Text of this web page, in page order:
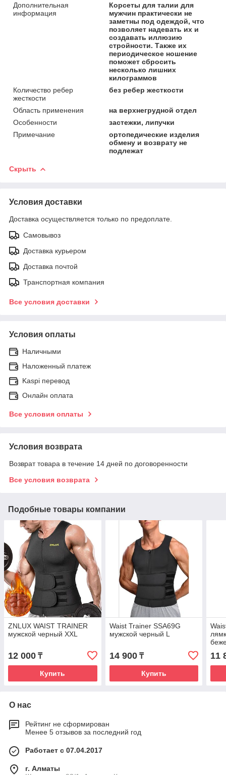
Дополнительная
информация
Корсеты для талии для
мужчин практически не
заметны под одеждой, что
позволяет надевать их и
создавать иллюзию
стройности. Также их
периодическое ношение
поможет сбросить
несколько лишних
килограммов
Количество ребер
жесткости
без ребер жесткости
Область применения
на верхнегрудной отдел
Особенности
застежки, липучки
Примечание
ортопедические изделия
обмену и возврату не
подлежат
Скрыть
Условия доставки
Доставка осуществляется только по предоплате.
Самовывоз
Доставка курьером
Доставка почтой
Транспортная компания
Все условия доставки
Условия оплаты
Наличными
Наложенный платеж
Kaspi перевод
Онлайн оплата
Все условия оплаты
Условия возврата
Возврат товара в течение 14 дней по договоренности
Все условия возврата
Подобные товары компании
ZNLUX WAIST TRAINER
мужской черный XXL
12 000 ₸
Купить
Waist Trainer SSA69G
мужской черный L
14 900₸
Купить
11
О нас
Рейтинг не сформирован
Менее 5 отзывов за последний год
Работает с 07.04.2017
г. Алматы